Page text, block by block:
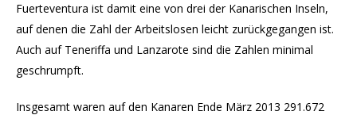
Fuerteventura ist damit eine von drei der Kanarischen Inseln,
auf denen die Zahl der Arbeitslosen leicht zurückgegangen ist.
Auch auf Teneriffa und Lanzarote sind die Zahlen minimal
geschrumpft.
Insgesamt waren auf den Kanaren Ende März 2013 291.672